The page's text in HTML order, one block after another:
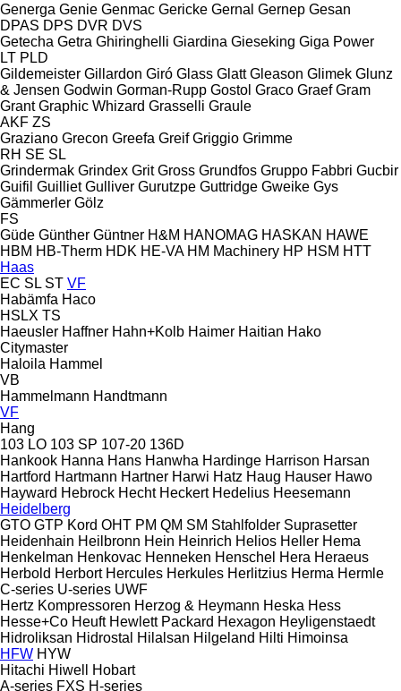
Generga Genie Genmac Gericke Gernal Gernep Gesan
DPAS DPS DVR DVS
Getecha Getra Ghiringhelli Giardina Gieseking Giga Power
LT PLD
Gildemeister Gillardon Giró Glass Glatt Gleason Glimek Glunz
& Jensen Godwin Gorman-Rupp Gostol Graco Graef Gram
Grant Graphic Whizard Grasselli Graule
AKF ZS
Graziano Grecon Greefa Greif Griggio Grimme
RH SE SL
Grindermak Grindex Grit Gross Grundfos Gruppo Fabbri Gucbir
Guifil Guilliet Gulliver Gurutzpe Guttridge Gweike Gys
Gämmerler Gölz
FS
Güde Günther Güntner H&M HANOMAG HASKAN HAWE
HBM HB‑Therm HDK HE-VA HM Machinery HP HSM HTT
Haas
EC SL ST VF
Habämfa Haco
HSLX TS
Haeusler Haffner Hahn+Kolb Haimer Haitian Hako
Citymaster
Haloila Hammel
VB
Hammelmann Handtmann
VF
Hang
103 LO 103 SP 107-20 136D
Hankook Hanna Hans Hanwha Hardinge Harrison Harsan
Hartford Hartmann Hartner Harwi Hatz Haug Hauser Hawo
Hayward Hebrock Hecht Heckert Hedelius Heesemann
Heidelberg
GTO GTP Kord OHT PM QM SM Stahlfolder Suprasetter
Heidenhain Heilbronn Hein Heinrich Helios Heller Hema
Henkelman Henkovac Henneken Henschel Hera Heraeus
Herbold Herbort Hercules Herkules Herlitzius Herma Hermle
C-series U-series UWF
Hertz Kompressoren Herzog & Heymann Heska Hess
Hesse+Co Heuft Hewlett Packard Hexagon Heyligenstaedt
Hidroliksan Hidrostal Hilalsan Hilgeland Hilti Himoinsa
HFW HYW
Hitachi Hiwell
Hobart
A-series FXS H-series